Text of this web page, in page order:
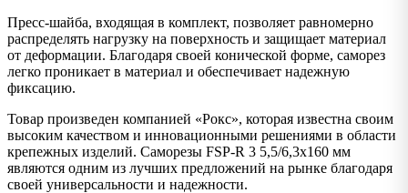
Пресс-шайба, входящая в комплект, позволяет равномерно
распределять нагрузку на поверхность и защищает материал
от деформации. Благодаря своей конической форме, саморез
легко проникает в материал и обеспечивает надежную
фиксацию.
Товар произведен компанией «Рокс», которая известна своим
высоким качеством и инновационными решениями в области
крепежных изделий. Саморезы FSP-R 3 5,5/6,3х160 мм
являются одним из лучших предложений на рынке благодаря
своей универсальности и надежности.